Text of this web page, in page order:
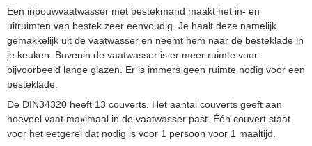
Een inbouwvaatwasser met bestekmand maakt het in- en
uitruimten van bestek zeer eenvoudig. Je haalt deze namelijk
gemakkelijk uit de vaatwasser en neemt hem naar de besteklade in
je keuken. Bovenin de vaatwasser is er meer ruimte voor
bijvoorbeeld lange glazen. Er is immers geen ruimte nodig voor een
besteklade.
De DIN34320 heeft 13 couverts. Het aantal couverts geeft aan
hoeveel vaat maximaal in de vaatwasser past. Één couvert staat
voor het eetgerei dat nodig is voor 1 persoon voor 1 maaltijd.